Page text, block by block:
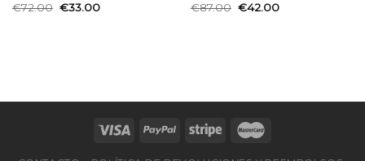
€72.00 €33.00
€87.00 €42.00